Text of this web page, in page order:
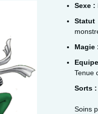
Sexe :
Magie
Tenue
Sorts :
Soins